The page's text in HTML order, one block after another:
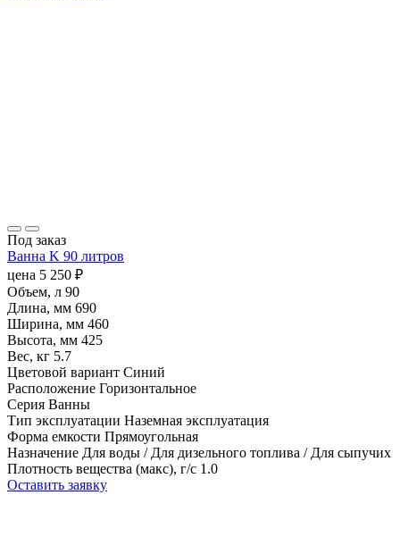
Под заказ
Ванна K 90 литров
цена 5 250 ₽
Объем, л 90
Длина, мм 690
Ширина, мм 460
Высота, мм 425
Вес, кг 5.7
Цветовой вариант Синий
Расположение Горизонтальное
Серия Ванны
Тип эксплуатации Наземная эксплуатация
Форма емкости Прямоугольная
Назначение Для воды / Для дизельного топлива / Для сыпучих
Плотность вещества (макс), г/с 1.0
Оставить заявку